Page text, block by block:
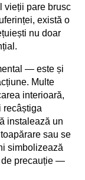
vieții pare brusc
există o
nu doar
— este și
Multe
interioară,
recâștiga
instalează un
sau se
simbolizează
de precauție —